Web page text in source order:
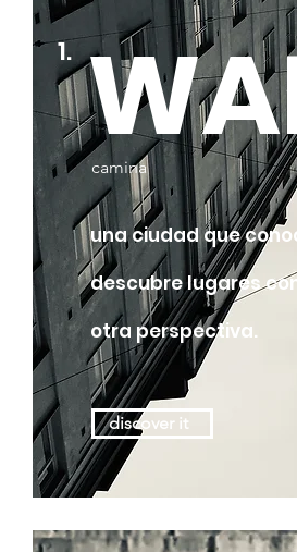
1.
camina
una ciudad que
descubre lugares
otra perspectiva.
discover it